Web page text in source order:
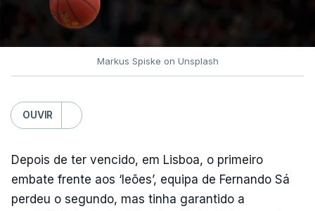
Markus Spiske on Unsplash
OUVIR
Depois de ter vencido, em Lisboa, o primeiro
embate frente aos ‘leões’, equipa de Fernando Sá
perdeu o segundo, mas tinha garantido a